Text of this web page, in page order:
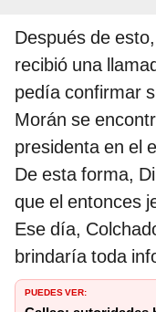
Después de
recibió una
pedía confirmar
Morán se
presidenta en el
De esta forma,
que el entonces
Ese día,
brindaría toda
PUEDES VER: